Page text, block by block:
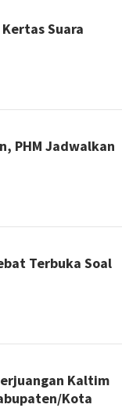
Suara
PHM Jadwalkan
Terbuka Soal
Kaltim
Kota